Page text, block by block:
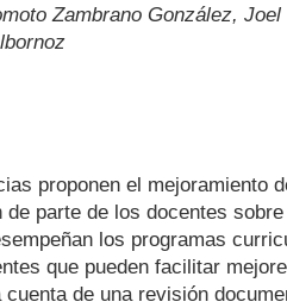
Zambrano González,
proponen el mejoramiento
de parte de los docentes
los programas
que pueden facilitar
cuenta de una revisión